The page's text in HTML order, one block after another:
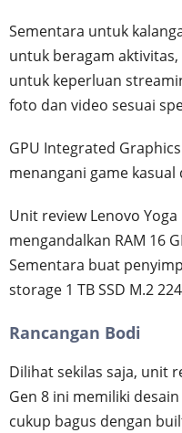
Sementara untuk
untuk beragam
untuk keperluan
foto dan video sesuai
GPU Integrated
menangani game
Unit review Lenovo
mengandalkan RAM 16
Sementara buat
storage 1 TB SSD M.2
Rancangan Bodi
Dilihat sekilas saja, unit
Gen 8 ini memiliki
cukup bagus dengan